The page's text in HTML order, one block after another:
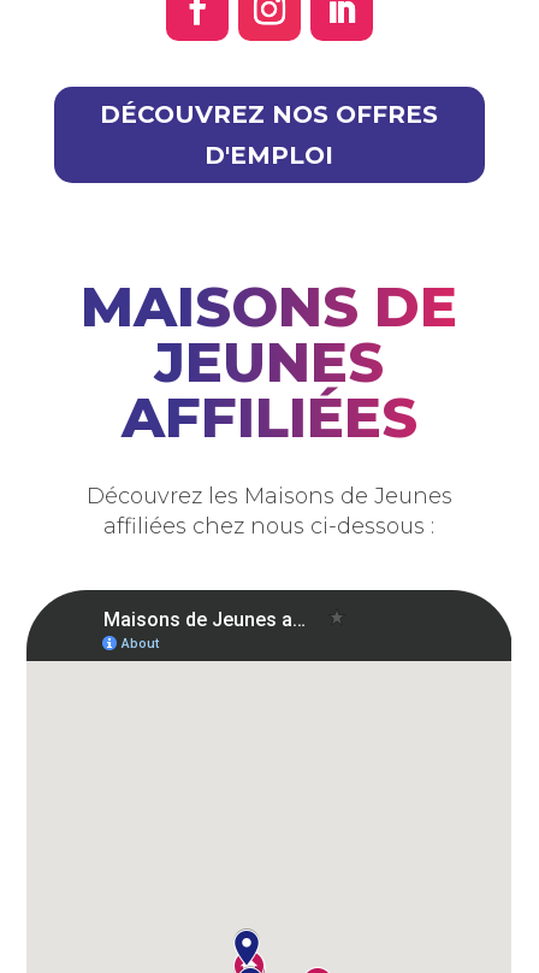
DÉCOUVREZ NOS OFFRES
D'EMPLOI
MAISONS DE
JEUNES
AFFILIÉES
Découvrez les Maisons de Jeunes
affiliées chez nous ci-dessous :